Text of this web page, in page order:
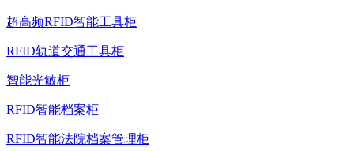
超高频RFID智能工具柜
RFID轨道交通工具柜
智能光敏柜
RFID智能档案柜
RFID智能法院档案管理柜